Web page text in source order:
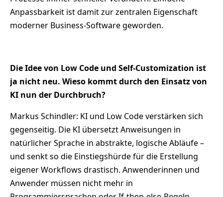
Anpassbarkeit ist damit zur zentralen Eigenschaft
moderner Business-Software geworden.
Die Idee von Low Code und Self-Customization ist
ja nicht neu. Wieso kommt durch den Einsatz von
KI nun der Durchbruch?
Markus Schindler: KI und Low Code verstärken sich
gegenseitig. Die KI übersetzt Anweisungen in
natürlicher Sprache in abstrakte, logische Abläufe –
und senkt so die Einstiegshürde für die Erstellung
eigener Workflows drastisch. Anwenderinnen und
Anwender müssen nicht mehr in